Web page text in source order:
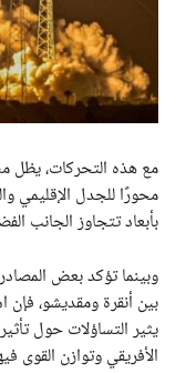
مع هذه التحركات، يظل
محورًا للجدل الإقليمي
بأبعاد تتجاوز الجانب
وبينما تؤكد بعض
بين أنقرة ومقديشو،
يثير التساؤلات حول
الأفريقي وتوازن القوى